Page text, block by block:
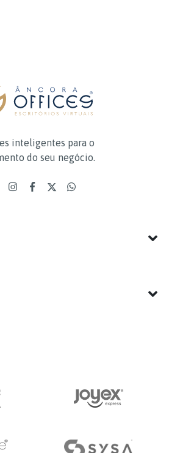
inteligentes para o
do seu negócio.